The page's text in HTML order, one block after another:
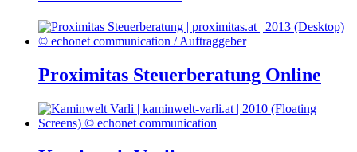
Proximitas Steuerberatung Online